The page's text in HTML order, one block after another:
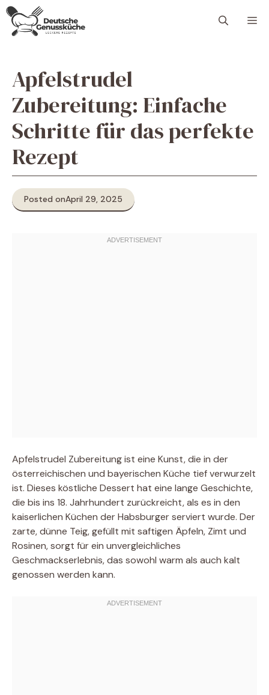
Skip
content
Apfelstrudel
Zubereitung: Einfache
Schritte für das perfekte
Rezept
Posted onApril 29, 2025
Apfelstrudel Zubereitung ist eine Kunst, die in der
österreichischen und bayerischen Küche tief verwurzelt
ist. Dieses köstliche Dessert hat eine lange Geschichte,
die bis ins 18. Jahrhundert zurückreicht, als es in den
kaiserlichen Küchen der Habsburger serviert wurde. Der
zarte, dünne Teig, gefüllt mit saftigen Äpfeln, Zimt und
Rosinen, sorgt für ein unvergleichliches
Geschmackserlebnis, das sowohl warm als auch kalt
genossen werden kann.